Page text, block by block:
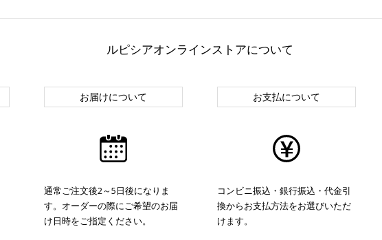
ルピシアオンラインストアについて
お届けについて
通常ご注文後2～5日後になりま
す。オーダーの際にご希望のお届
け日時をご指定ください。
お支払について
コンビニ振込・銀行振込・代金引
換からお支払方法をお選びいただ
けます。